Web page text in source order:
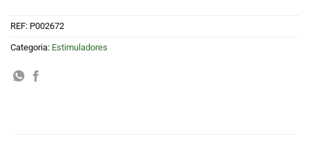
REF: P002672
Categoria: Estimuladores